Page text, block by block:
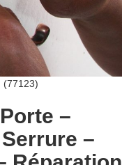
(77123)
–
–